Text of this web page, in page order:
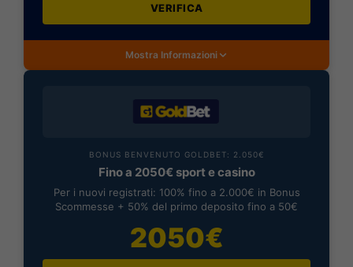
VERIFICA
Mostra Informazioni
BONUS BENVENUTO GOLDBET: 2.050€
Fino a 2050€ sport e casino
Per i nuovi registrati: 100% fino a 2.000€ in Bonus
Scommesse + 50% del primo deposito fino a 50€
2050€